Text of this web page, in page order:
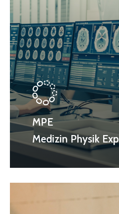
MPE
Medizin Physik